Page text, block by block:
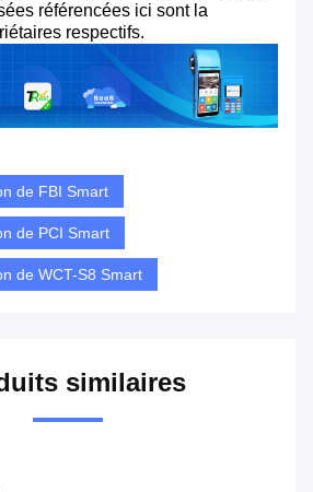
référencées ici sont la
respectifs.
de FBI Smart
de PCI Smart
de WCT-S8 Smart
similaires